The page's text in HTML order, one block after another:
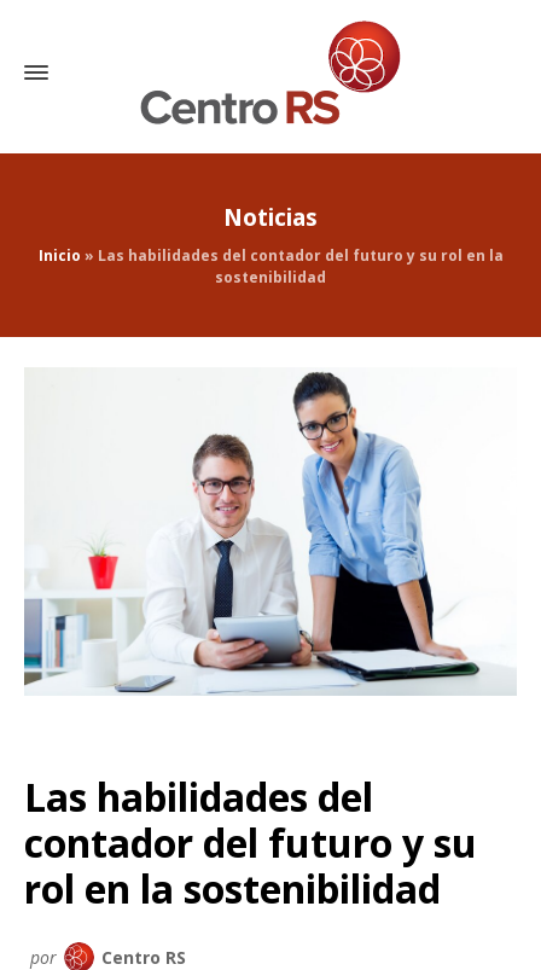
Noticias
Inicio » Las habilidades del contador del futuro y su rol en la
sostenibilidad
Las habilidades del
contador del futuro y su
rol en la sostenibilidad
por
Centro RS